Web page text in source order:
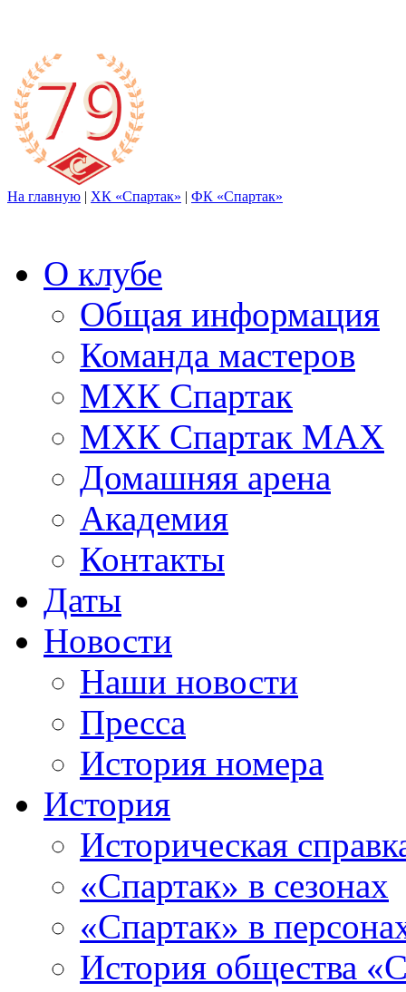
На главную | ХК «Спартак» | ФК «Спартак»
О клубе
Общая информация
Команда мастеров
МХК Спартак
МХК Спартак МАХ
Домашняя арена
Академия
Контакты
Даты
Новости
Наши новости
Пресса
История номера
История
Историческая
«Спартак» в сезонах
«Спартак» в
История общества